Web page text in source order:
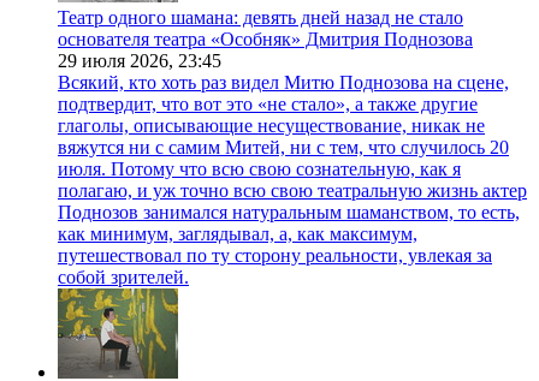
Театр одного шамана: девять дней назад не стало
основателя театра «Особняк» Дмитрия Поднозова
29 июля 2026, 23:45
Всякий, кто хоть раз видел Митю Поднозова на сцене,
подтвердит, что вот это «не стало», а также другие
глаголы, описывающие несуществование, никак не
вяжутся ни с самим Митей, ни с тем, что случилось 20
июля. Потому что всю свою сознательную, как я
полагаю, и уж точно всю свою театральную жизнь актер
Поднозов занимался натуральным шаманством, то есть,
как минимум, заглядывал, а, как максимум,
путешествовал по ту сторону реальности, увлекая за
собой зрителей.